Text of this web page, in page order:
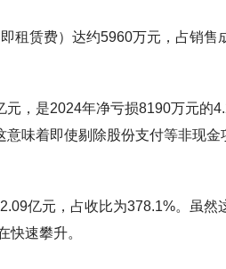
租赁费）达约5960万元，占销售
，是2024年净亏损8190万元的
味着即使剔除股份支付等非现
亿元，占收比为378.1%。虽然
快速攀升。